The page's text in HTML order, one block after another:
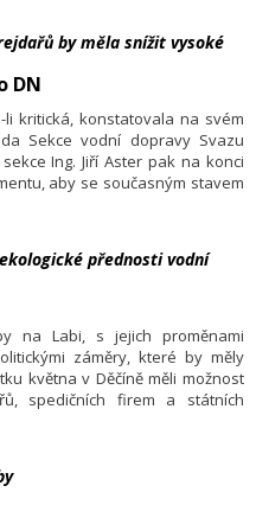
by měla snížit vysoké
DN
kritická, konstatovala na svém
Sekce vodní dopravy Svazu
Ing. Jiří Aster pak na konci
aby se současným stavem
přednosti vodní
na Labi, s jejich proměnami
záměry, které by měly
května v Děčíně měli možnost
spedičních firem a státních